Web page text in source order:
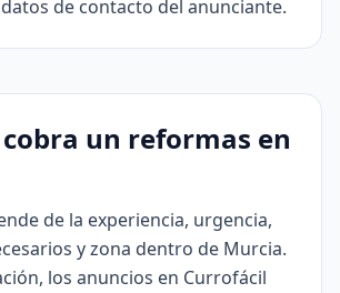
de contacto del anunciante.
un reformas en
de la experiencia, urgencia,
y zona dentro de Murcia.
los anuncios en Currofácil